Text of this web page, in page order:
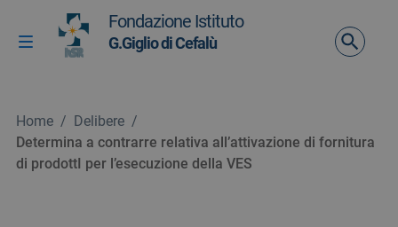
Vai ai contenuti
Vai al menu di navigazione
Vai al footer
Attiva / disattiva la navigazione
Fondazione Istituto
G.Giglio di Cefalù
Home / Delibere /
Determina a contrarre relativa all’attivazione di fornitura
di prodottI per l’esecuzione della VES